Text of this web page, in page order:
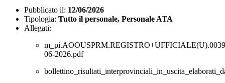
Pubblicato il: 12/06/2026
Tipologia: Tutto il personale, Personale ATA
Allegati:
06-2026.pdf